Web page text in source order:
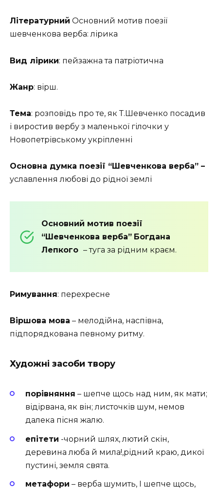
Літературний Основний мотив поезії
шевченкова верба: лірика
Вид лірики: пейзажна та патріотична
Жанр: вірш.
Тема: розповідь про те, як Т.Шевченко посадив
і виростив вербу з маленької гілочки у
Новопетрівському укріпленні
Основна думка поезії “Шевченкова верба” –
уславлення любові до рідної землі
Основний мотив поезії
“Шевченкова верба” Богдана
Лепкого – туга за рідним краєм.
Римування: перехресне
Віршова мова – мелодійна, наспівна,
підпорядкована певному ритму.
Художні засоби твору
порівняння – шепче щось над ним, як мати;
відірвана, як він; листочків шум, немов
далека пісня жалю.
епітети -чорний шлях, лютий скін,
деревина люба й мила!,рідний краю, дикої
пустині, земля свята.
метафори – верба шумить, І шепче щось,